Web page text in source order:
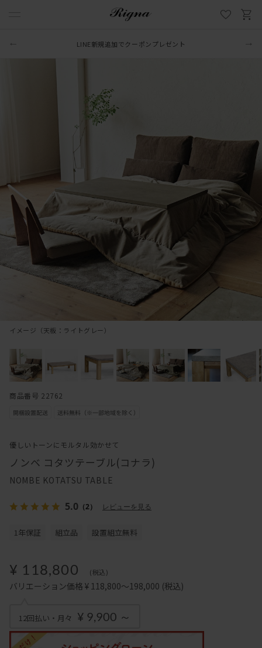
LINE新規追加でクーポンプレゼント
優しいトーンにモルタル効かせて
ノンベ コタツテーブル(コナラ)
NOMBE KOTATSU TABLE
5.0 （2） レビューを見る
イメージ（天板：ライトグレー）
1年保証 組立品 設置組立無料
¥ 118,800 (税込)
バリエーション価格 ¥ 118,800～198,000 (税込)
12回払い・月々 ¥ 9,900 ～
商品番号 22762